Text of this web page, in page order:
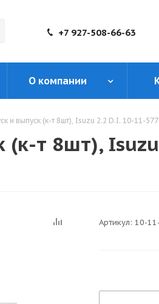
+7 927-508-66-63
О компании
и выпуск (к-т 8шт), Isuzu 2.2 D.I. 10-11-
т 8шт),
Артикул: 10-